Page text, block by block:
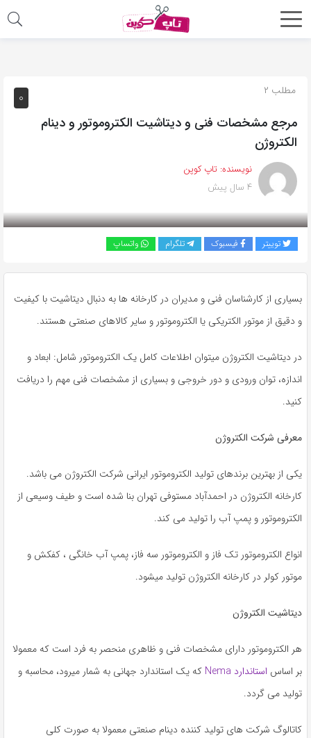
اشتراک
از
روش‌های
زیر
می‌توانید
این
صفحه
را
دوستان
خود
به
بگذارید.
کپی
۰ مطلب ۲
مرجع مشخصات فنی و دیتاشیت الکتروموتور و دینام
الکتروژن
نویسنده: تاپ کوپن
۴ سال پیش
توییتر فیسبوک تلگرام واتساپ
بسیاری از کارشناسان فنی و مدیران در کارخانه‌ ها به دنبال دیتاشیت با کیفیت
و دقیق از موتور الکتریکی یا الکتروموتور و سایر کالاهای صنعتی هستند.
در دیتاشیت الکتروژن میتوان اطلاعات کامل یک الکتروموتور شامل: ابعاد و
اندازه، توان ورودی و دور خروجی و بسیاری از مشخصات فنی مهم را دریافت
کنید.
معرفی شرکت الکتروژن
یکی از بهترین برندهای تولید الکتروموتور ایرانی شرکت الکتروژن می باشد.
کارخانه الکتروژن در احمدآباد مستوفی تهران بنا شده است و طیف وسیعی از
الکتروموتور و پمپ آب را تولید می کند.
انواع الکتروموتور تک فاز و الکتروموتور سه فاز، پمپ آب خانگی ، کفکش و
موتور کولر در کارخانه الکتروژن تولید می­شود.
دیتاشیت الکتروژن
هر الکتروموتور دارای مشخصات فنی و ظاهری منحصر به‌ فرد است که معمولا
بر اساس استاندارد Nema
که یک استاندارد جهانی به شمار می­رود، محاسبه و
تولید می‌ گردد.
کاتالوگ شرکت‌ های تولید کننده دینام صنعتی معمولا به‌ صورت کلی